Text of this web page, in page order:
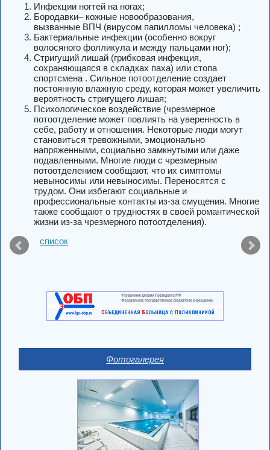
Инфекции ногтей на ногах;
Бородавки– кожные новообразования,
вызванные ВПЧ (вирусом папилломы человека) ;
Бактериальные инфекции (особенно вокруг
волосяного фолликула и между пальцами ног);
Стригущий лишай (грибковая инфекция,
сохраняющаяся в складках паха) или стопа
спортсмена . Сильное потоотделение создает
постоянную влажную среду, которая может увеличить
вероятность стригущего лишая;
Психологическое воздействие (чрезмерное
потоотделение может повлиять на уверенность в
себе, работу и отношения. Некоторые люди могут
становиться тревожными, эмоционально
напряженными, социально замкнутыми или даже
подавленными. Многие люди с чрезмерным
потоотделением сообщают, что их симптомы
невыносимы или невыносимы. Переносятся с
трудом. Они избегают социальные и
профессиональные контакты из-за смущения. Многие
также сообщают о трудностях в своей романтической
жизни из-за чрезмерного потоотделения).
список
Фотогалерея